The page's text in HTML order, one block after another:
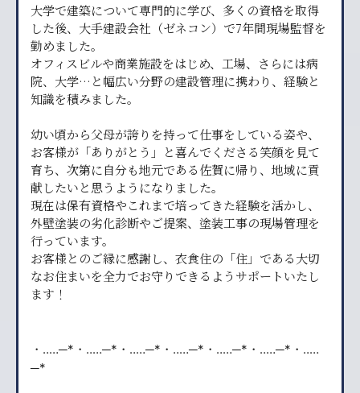
大学で建築について専門的に学び、多くの資格を取得
した後、大手建設会社（ゼネコン）で7年間現場監督を
勤めました。
オフィスビルや商業施設をはじめ、工場、さらには病
院、大学…と幅広い分野の建設管理に携わり、経験と
知識を積みました。
幼い頃から父母が誇りを持って仕事をしている姿や、
お客様が「ありがとう」と喜んでくださる笑顔を見て
育ち、次第に自分も地元である佐賀に帰り、地域に貢
献したいと思うようになりました。
現在は保有資格やこれまで培ってきた経験を活かし、
外壁塗装の劣化診断やご提案、塗装工事の現場管理を
行っています。
お客様とのご縁に感謝し、衣食住の「住」である大切
なお住まいを全力でお守りできるようサポートいたし
ます！
・‥…─*・‥…─*・‥…─*・‥…─*・‥…─*・‥…─*・‥…
─*